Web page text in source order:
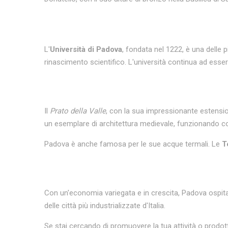
L'Università di Padova, fondata nel 1222, è una delle
rinascimento scientifico. L'università continua ad
Il Prato della Valle, con la sua impressionante
un esemplare di architettura medievale, funzionando
Padova è anche famosa per le sue acque termali. Le
Con un'economia variegata e in crescita, Padova
delle città più industrializzate d'Italia.
Se stai cercando di promuovere la tua attività o